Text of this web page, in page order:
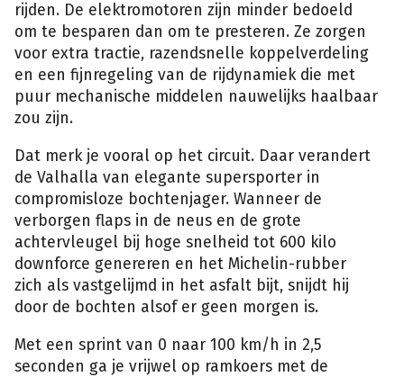
rijden. De elektromotoren zijn minder bedoeld
om te besparen dan om te presteren. Ze zorgen
voor extra tractie, razendsnelle koppelverdeling
en een fijnregeling van de rijdynamiek die met
puur mechanische middelen nauwelijks haalbaar
zou zijn.
Dat merk je vooral op het circuit. Daar verandert
de Valhalla van elegante supersporter in
compromisloze bochtenjager. Wanneer de
verborgen flaps in de neus en de grote
achtervleugel bij hoge snelheid tot 600 kilo
downforce genereren en het Michelin-rubber
zich als vastgelijmd in het asfalt bijt, snijdt hij
door de bochten alsof er geen morgen is.
Met een sprint van 0 naar 100 km/h in 2,5
seconden ga je vrijwel op ramkoers met de